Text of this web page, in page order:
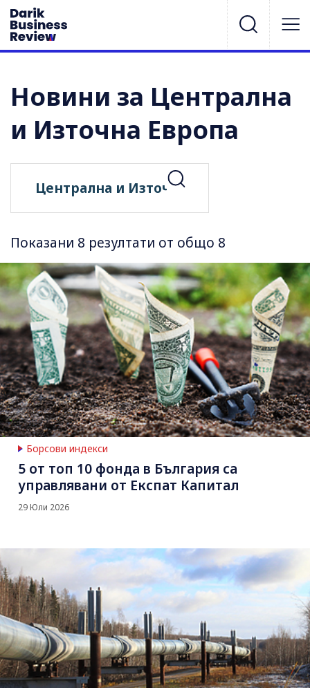
Новини за Централна
и Източна Европа
Показани 8 резултати от общо 8
Борсови индекси
5 от топ 10 фонда в България са
управлявани от Експат Капитал
29 Юли 2026